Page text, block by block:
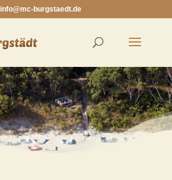
info@mc-burgstaedt.de